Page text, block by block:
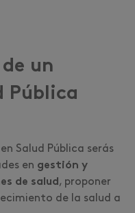
un
Pública
Salud Pública serás
en gestión y
de salud , proponer
de la salud a